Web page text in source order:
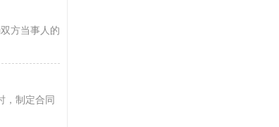
方当事人的
，制定合同